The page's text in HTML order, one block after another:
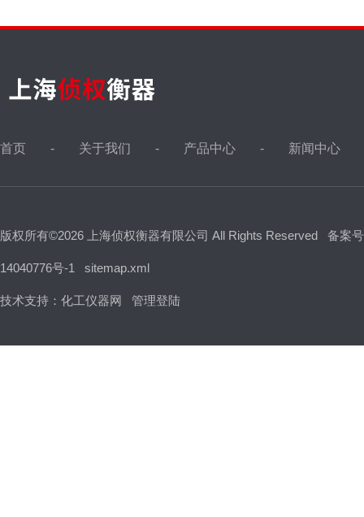
首页 关于我们 产品中心 新闻中心
版权所有©2026 上海侦权衡器有限公司 All Rights Reserved 备案
14040776号-1 sitemap.xml
技术支持： 化工仪器网 管理登陆